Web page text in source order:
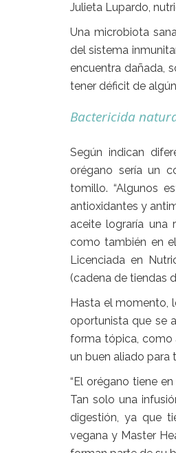
Julieta Lupardo,
Una microbiota
del sistema
encuentra dañada,
tener déficit de
Bactericida
Según indican
orégano sería un
tomillo. “Algunos
antioxidantes y
aceite lograría una
como también en
Licenciada en
(cadena de tiendas
Hasta el momento,
oportunista que se
forma tópica, como
un buen aliado para
“El orégano tiene
Tan solo una
digestión, ya que
vegana y Master